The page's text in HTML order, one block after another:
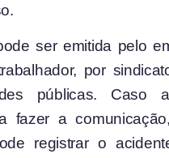
ser emitida pelo
por
públicas. Caso
fazer a
registrar o